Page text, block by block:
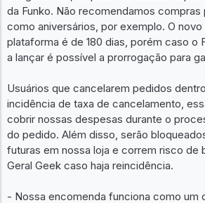
da Funko. Não recomendamos
como aniversários, por exemplo. O
plataforma é de 180 dias, porém caso o
a lançar é possível a prorrogação para
Usuários que cancelarem pedidos
incidência de taxa de cancelamento,
cobrir nossas despesas durante o
do pedido. Além disso, serão
futuras em nossa loja e correm risco de
Geral Geek caso haja reincidência.
- Nossa encomenda funciona como um